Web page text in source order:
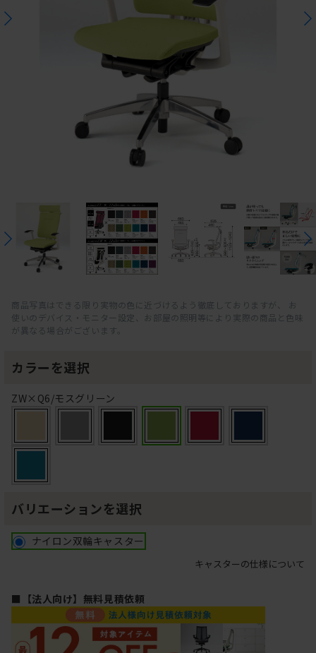
商品写真はできる限り実物の色に近づけるよう徹底しておりますが、 お
使いのデバイス・モニター設定、お部屋の照明等により実際の商品と色味
が異なる場合がございます。
カラーを選択
ZW×Q6/モスグリーン
バリエーションを選択
ナイロン双輪キャスター
キャスターの仕様について
■【法人向け】無料見積依頼